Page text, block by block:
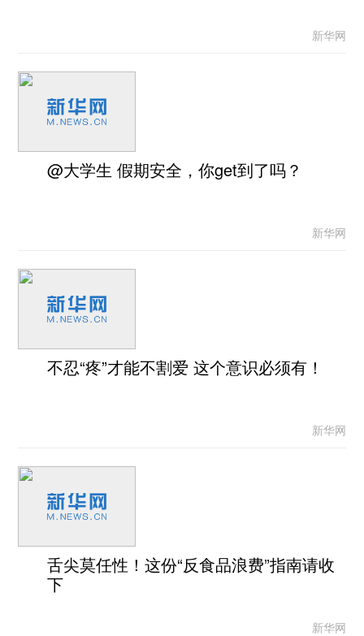
新华网
@大学生 假期安全，你get到了吗？
新华网
不忍“疼”才能不割爱 这个意识必须有！
新华网
舌尖莫任性！这份“反食品浪费”指南请收
下
新华网